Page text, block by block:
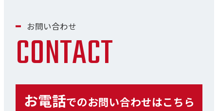
お問い合わせ
CONTACT
お電話でのお問い合わせはこちら